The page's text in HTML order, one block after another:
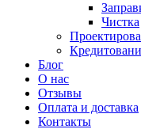
Чистка
Блог
О нас
Отзывы
Оплата и доставка
Контакты